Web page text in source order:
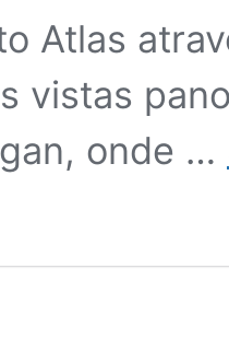
Atlas
vistas
onde …